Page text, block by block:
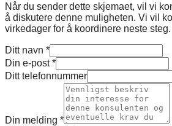
Når du sender dette skjemaet, vil vi
å diskutere denne muligheten. Vi vil
virkedager for å koordinere neste steg.
Ditt navn *
Din e-post*
Ditt telefonnummer
Din melding *